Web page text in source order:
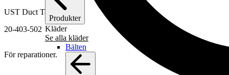
Produkter
Kläder
Se alla kläder
Bälten
UST Duct Tape 72
20-403-502
För reparationer.